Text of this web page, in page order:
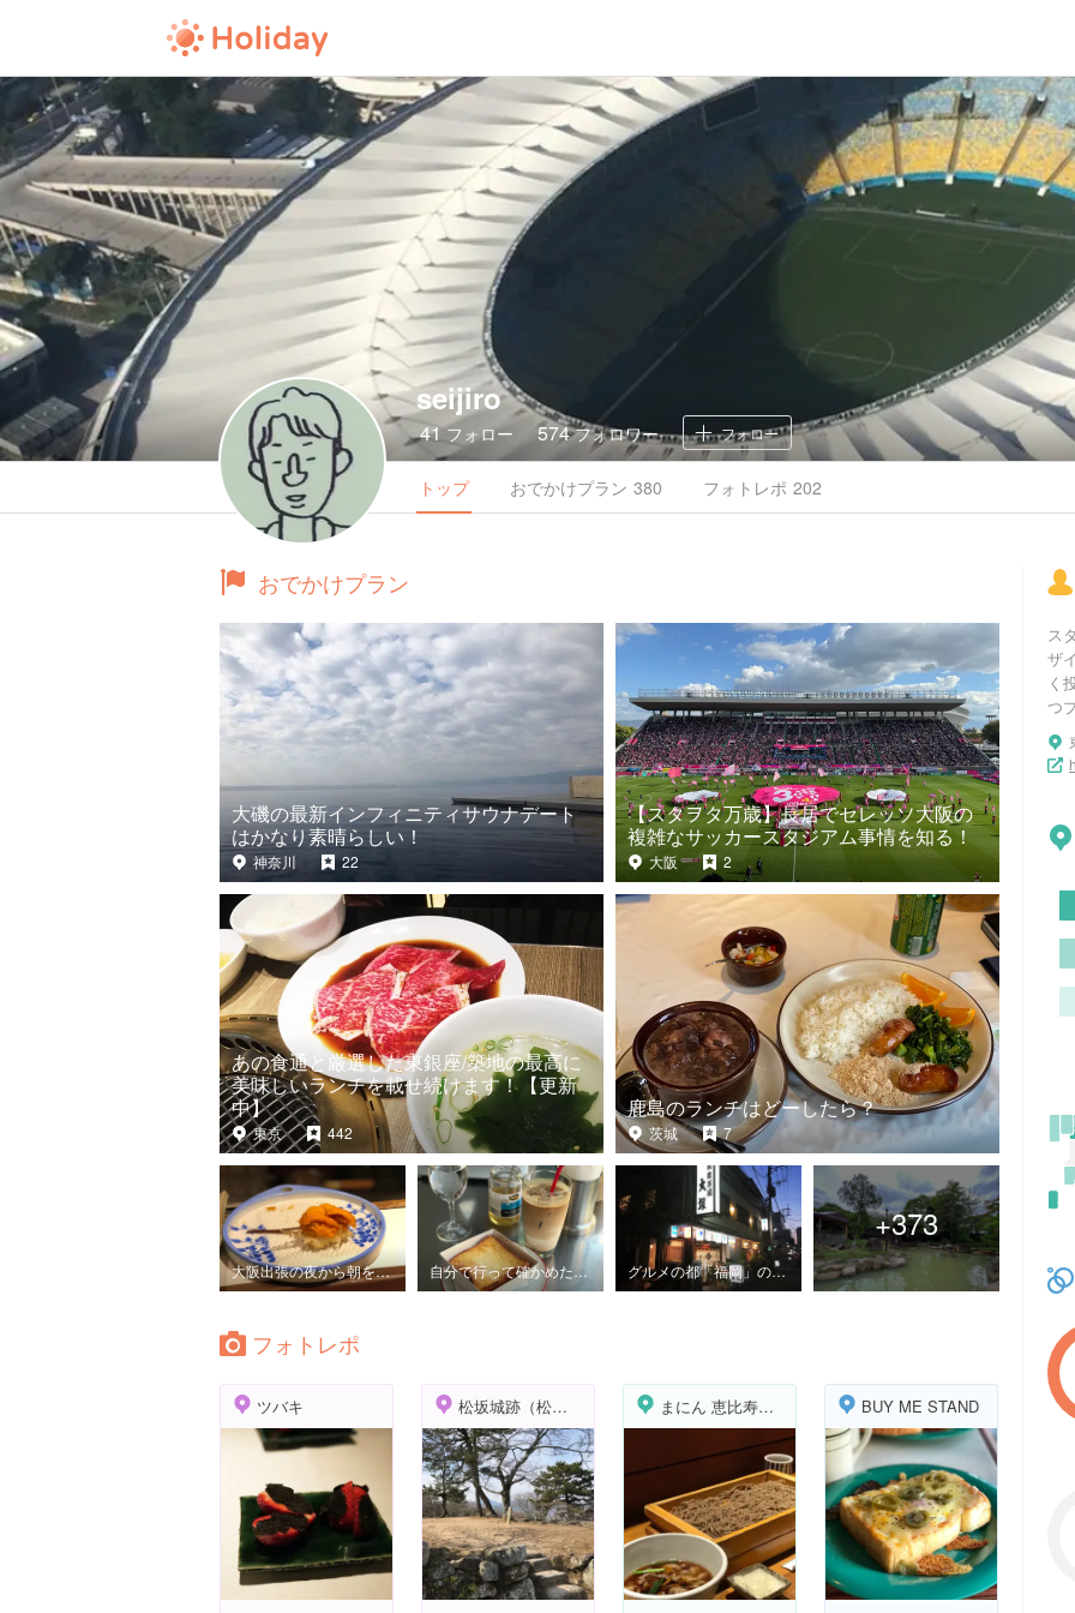
seijiro
41フォロー 574フォロワー フォロー
トップ おでかけプラン 380 フォトレポ 202
ス
ザ
く
つ
おでかけプラン
大磯の最新インフィニティサウナデート
はかなり素晴らしい！
神奈川 22
【スタヲタ万歳】長居でセレッソ大阪の
複雑なサッカースタジアム事情を知る！
大阪 2
あの食通と厳選した東銀座/築地の最高に
美味しいランチを載せ続けます！【更新
中】
東京 442
鹿島のランチはどーしたら？
茨城 7
大阪出張の夜から朝をこう過ごす！を通り過ぎていっそのこと１泊24時間旅に組み込んでも！ 自分で行って確かめた！東京を朝から充実！ホテル以外の朝食【更新中】 グルメの都「福岡」の食のドラフト会議！
+373
フォトレポ
ツバキ 松坂城跡（松阪公園） まにん 恵比寿店（MANIN） BUY ME STAND